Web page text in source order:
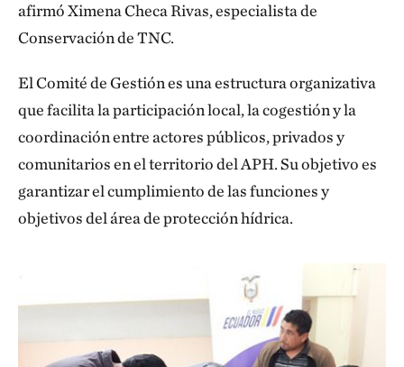
afirmó Ximena Checa Rivas, especialista de
Conservación de TNC.
El Comité de Gestión es una estructura organizativa
que facilita la participación local, la cogestión y la
coordinación entre actores públicos, privados y
comunitarios en el territorio del APH. Su objetivo es
garantizar el cumplimiento de las funciones y
objetivos del área de protección hídrica.